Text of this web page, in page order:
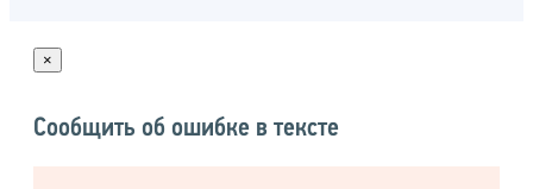
×
Сообщить об ошибке в тексте